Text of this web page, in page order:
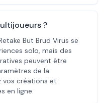
?
But Brud Virus se
solo, mais des
peuvent être
de la
vos créations et
en ligne.